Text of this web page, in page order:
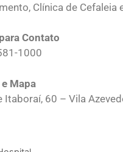
Clínica de Cefaleia
Contato
1000
Mapa
Itaboraí, 60 – Vila